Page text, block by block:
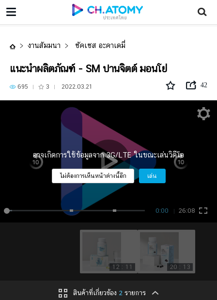
ประเทศไทย
แนะนำผลิตภัณฑ์ - SM ปานจิตต์ มอนโย่
งานสัมมนา ซัคเซส อะคาเดมี่
แนะนำผลิตภัณฑ์ - SM ปานจิตต์ มอนโย่
695 3 2022.03.21 42
0:00 26:08
อาจเกิดการใช้ข้อมูลจาก 3G/LTE ในขณะเล่นวิดีโอ
ไม่ต้องการเห็นหน้าต่างนี้อีก เล่น
12 : 11 20 : 13
สินค้าที่เกี่ยวข้อง 2 รายการ